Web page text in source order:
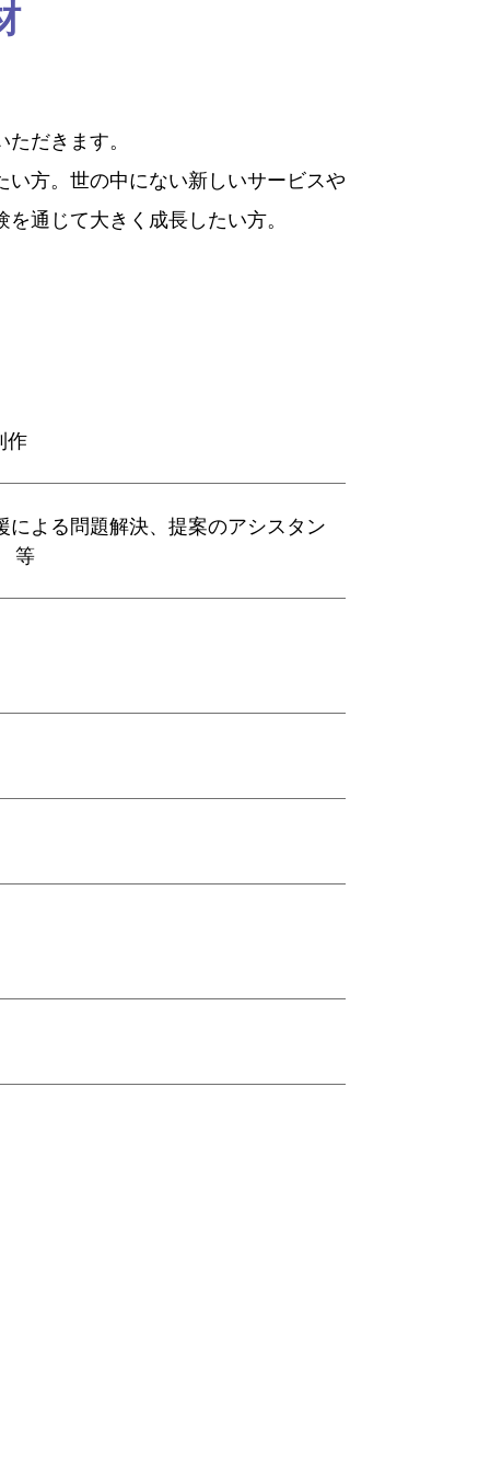
だきます。
方。世の中にない新しいサービスや
通じて大きく成長したい方。
作
よる問題解決、提案のアシスタン
等